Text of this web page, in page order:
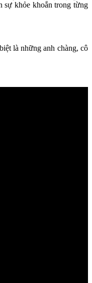
sự khỏe khoắn trong từng
là những anh chàng, cô